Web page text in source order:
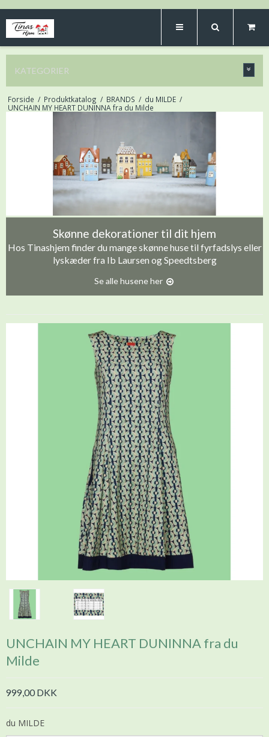
KATEGORIER
Forside / Produktkatalog / BRANDS / du MILDE /
UNCHAIN MY HEART DUNINNA fra du Milde
Skønne dekorationer til dit hjem
Hos Tinashjem finder du mange skønne huse til fyrfadslys eller
lyskæder fra Ib Laursen og Speedtsberg
Se alle husene her
UNCHAIN MY HEART DUNINNA fra du
Milde
999,00 DKK
du MILDE